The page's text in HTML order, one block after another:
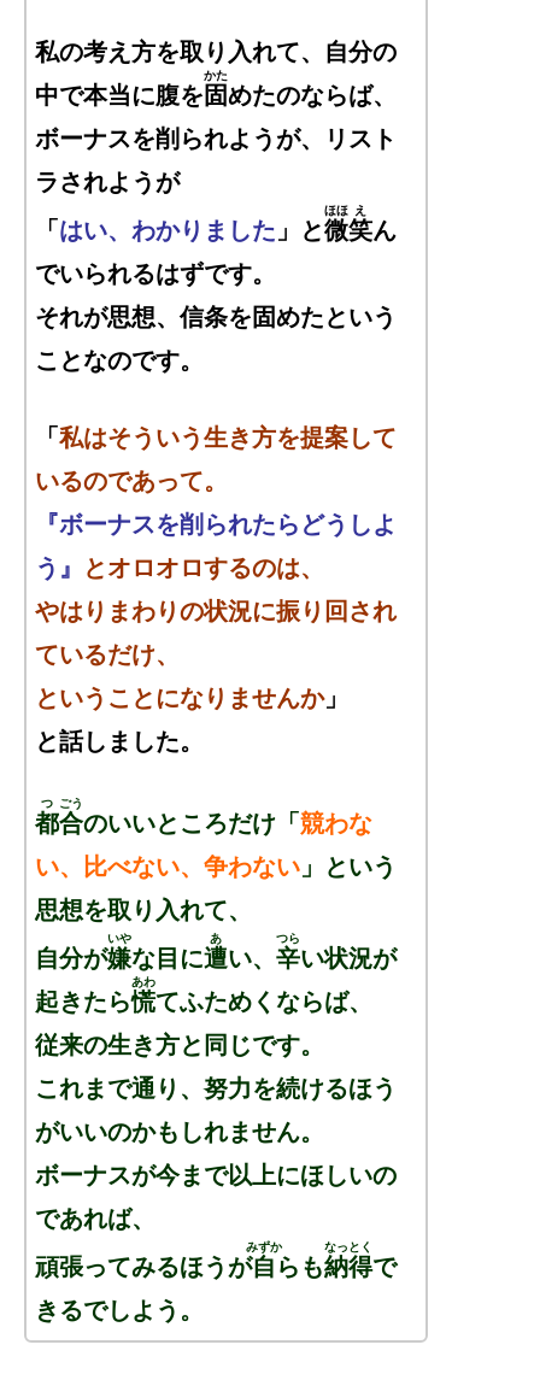
私の考え方を取り入れて、自分の
中で本当に腹を固
かた
めたのならば、
ボーナスを削られようが、リスト
ラされようが
「はい、わかりました 」と微
ほほ
笑
え
ん
でいられるはずです。
それが思想、信条を固めたという
ことなのです。
「私はそういう生き方を提案して
いるのであって。
『ボーナスを削られたらどうしよ
う 』
とオロオロするのは、
やはりまわりの状況に振り回され
ているだけ、
ということになりませんか」
と話しました。
都
つ
合
ごう
のいいところだけ「競わな
い、比べない、争わない 」という
思想を取り入れて、
自分が嫌
いや
な目に遭
あ
い、 辛
つら
い状況が
起きたら慌
あわ
てふためくならば、
従来の生き方と同じです。
これまで通り、努力を続けるほう
がいいのかもしれません。
ボーナスが今まで以上にほしいの
であれば、
頑張ってみるほうが自
みずか
らも納得
なっとく
で
きるでしよう。